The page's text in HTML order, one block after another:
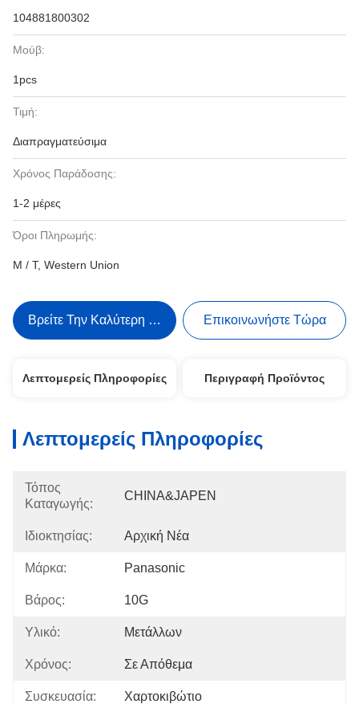
104881800302
Μούβ:
1pcs
Τιμή:
Διαπραγματεύσιμα
Χρόνος Παράδοσης:
1-2 μέρες
Όροι Πληρωμής:
Μ / Τ, Western Union
Βρείτε Την Καλύτερη Τιμή Επικοινωνήστε Τώρα
Λεπτομερείς Πληροφορίες Περιγραφή Προϊόντος
Λεπτομερείς Πληροφορίες
Τόπος
Καταγωγής:
CHINA&JAPEN
Ιδιοκτησίας: Αρχική Νέα
Μάρκα: Panasonic
Βάρος: 10G
Υλικό: Μετάλλων
Χρόνος: Σε Απόθεμα
Συσκευασία: Χαρτοκιβώτιο